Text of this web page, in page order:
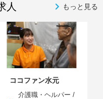
人 もっと見る
ココファン水元
介護職・ヘルパー /